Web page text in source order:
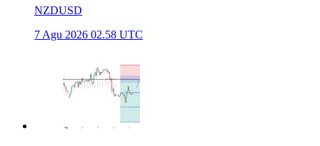
NZDUSD
7 Agu 2026 02.58 UTC